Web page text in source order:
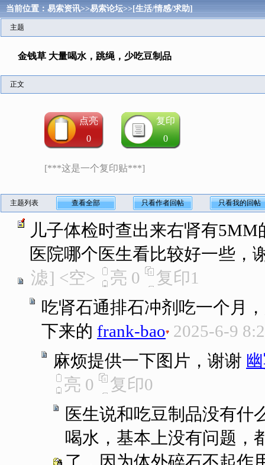
当前位置：易索资讯>>易索论坛>>[生活/情感/求助]
主题
金钱草 大量喝水，跳绳，少吃豆制品
正文
点亮
0
复印
0
[***这是一个复印贴***]
主题列表 查看全部 只看作者回帖 只看我的回帖
儿子体检时查出来右肾有
医院哪个医生看比较好一些，
滤] <空> 亮 0 复印1
吃肾石通排石冲剂吃一个月
下来的 frank-bao 2025-6-9
麻烦提供一下图片，谢谢
亮 0 复印0
医生说和吃豆制品没有什
喝水，基本上没有问题，